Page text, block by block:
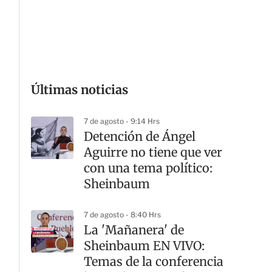
Últimas noticias
7 de agosto - 9:14 Hrs
Detención de Ángel
Aguirre no tiene que ver
con una tema político:
Sheinbaum
7 de agosto - 8:40 Hrs
La 'Mañanera' de
Sheinbaum EN VIVO:
Temas de la conferencia